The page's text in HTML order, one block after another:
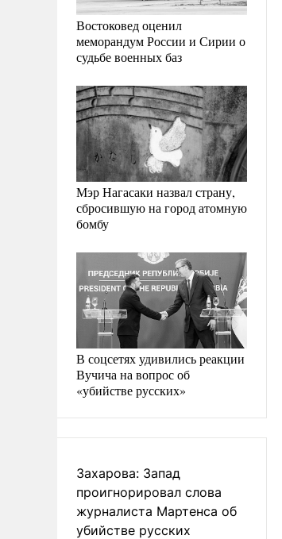
Востоковед оценил
меморандум России и Сирии о
судьбе военных баз
Мэр Нагасаки назвал страну,
сбросившую на город атомную
бомбу
В соцсетях удивились реакции
Вучича на вопрос об
«убийстве русских»
Захарова: Запад
проигнорировал слова
журналиста Мартенса об
убийстве русских